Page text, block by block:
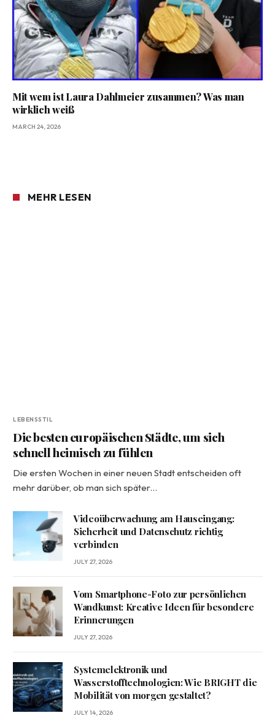
Mit wem ist Laura Dahlmeier zusammen? Was man
wirklich weiß
MARCH 24, 2026
MEHR LESEN
LEBENSSTIL
Die besten europäischen Städte, um sich
schnell heimisch zu fühlen
Die ersten Wochen in einer neuen Stadt entscheiden oft
mehr darüber, ob man sich später…
Videoüberwachung am Hauseingang:
Sicherheit und Datenschutz richtig
verbinden
JULY 27, 2026
Vom Smartphone-Foto zur persönlichen
Wandkunst: Kreative Ideen für besondere
Erinnerungen
JULY 27, 2026
Systemelektronik und
Wasserstofftechnologien: Wie BRIGHT die
Mobilität von morgen gestaltet?
JULY 14, 2026